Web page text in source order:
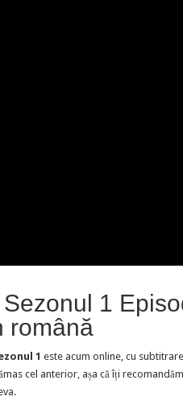
1
română
1 este acum online, cu
cel anterior, așa că îți